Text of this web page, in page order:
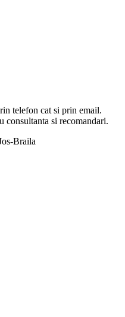
telefon cat si prin email.
consultanta si recomandari.
Braila